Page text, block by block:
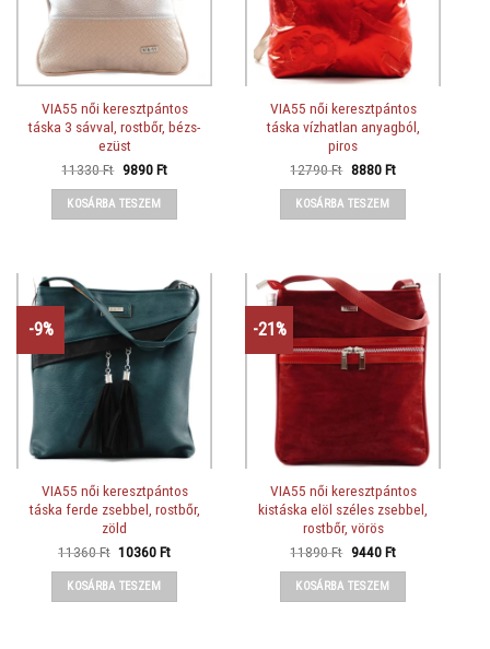
VIA55 női keresztpántos
táska 3 sávval, rostbőr, bézs-
ezüst
11330Ft Original
was:
11330 Ft.
9890FtCurrent
KOSÁRBA TESZEM
VIA55 női keresztpántos
táska vízhatlan anyagból,
piros
12790Ft Original
was:
12790 Ft.
8880FtCurrent
KOSÁRBA TESZEM
-9%
VIA55 női keresztpántos
táska ferde zsebbel, rostbőr,
zöld
11360Ft Original
was:
11360 Ft.
10360FtCurrent
KOSÁRBA TESZEM
-21%
VIA55 női keresztpántos
kistáska elöl széles zsebbel,
rostbőr, vörös
11890Ft Original
was:
11890 Ft.
9440FtCurrent
KOSÁRBA TESZEM